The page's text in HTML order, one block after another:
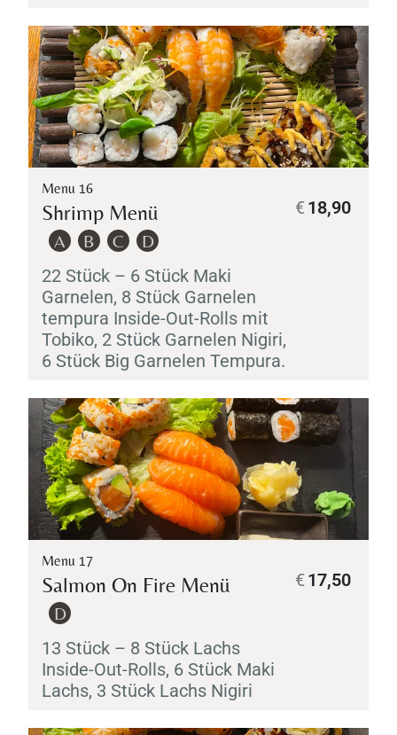
Menu 16
Shrimp Menü
A B C D
22 Stück – 6 Stück Maki
Garnelen, 8 Stück Garnelen
tempura Inside-Out-Rolls mit
Tobiko, 2 Stück Garnelen Nigiri,
6 Stück Big Garnelen Tempura.
18,90
€
Menu 17
Salmon On Fire Menü
D
13 Stück – 8 Stück Lachs
Inside-Out-Rolls, 6 Stück Maki
Lachs, 3 Stück Lachs Nigiri
17,50
€